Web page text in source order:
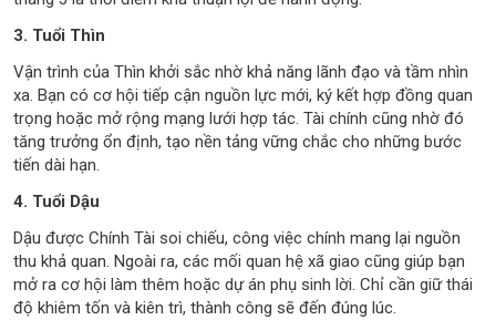
3. Tuổi Thìn
Vận trình của Thìn khởi sắc nhờ khả năng lãnh đạo và tầm nhìn
xa. Bạn có cơ hội tiếp cận nguồn lực mới, ký kết hợp đồng quan
trọng hoặc mở rộng mạng lưới hợp tác. Tài chính cũng nhờ đó
tăng trưởng ổn định, tạo nền tảng vững chắc cho những bước
tiến dài hạn.
4. Tuổi Dậu
Dậu được Chính Tài soi chiếu, công việc chính mang lại nguồn
thu khả quan. Ngoài ra, các mối quan hệ xã giao cũng giúp bạn
mở ra cơ hội làm thêm hoặc dự án phụ sinh lời. Chỉ cần giữ thái
độ khiêm tốn và kiên trì, thành công sẽ đến đúng lúc.